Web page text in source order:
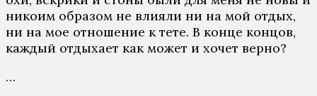
никоим образом не влияли ни на мой отдых,
ни на мое отношение к тете. В конце концов,
каждый отдыхает как может и хочет верно?
…